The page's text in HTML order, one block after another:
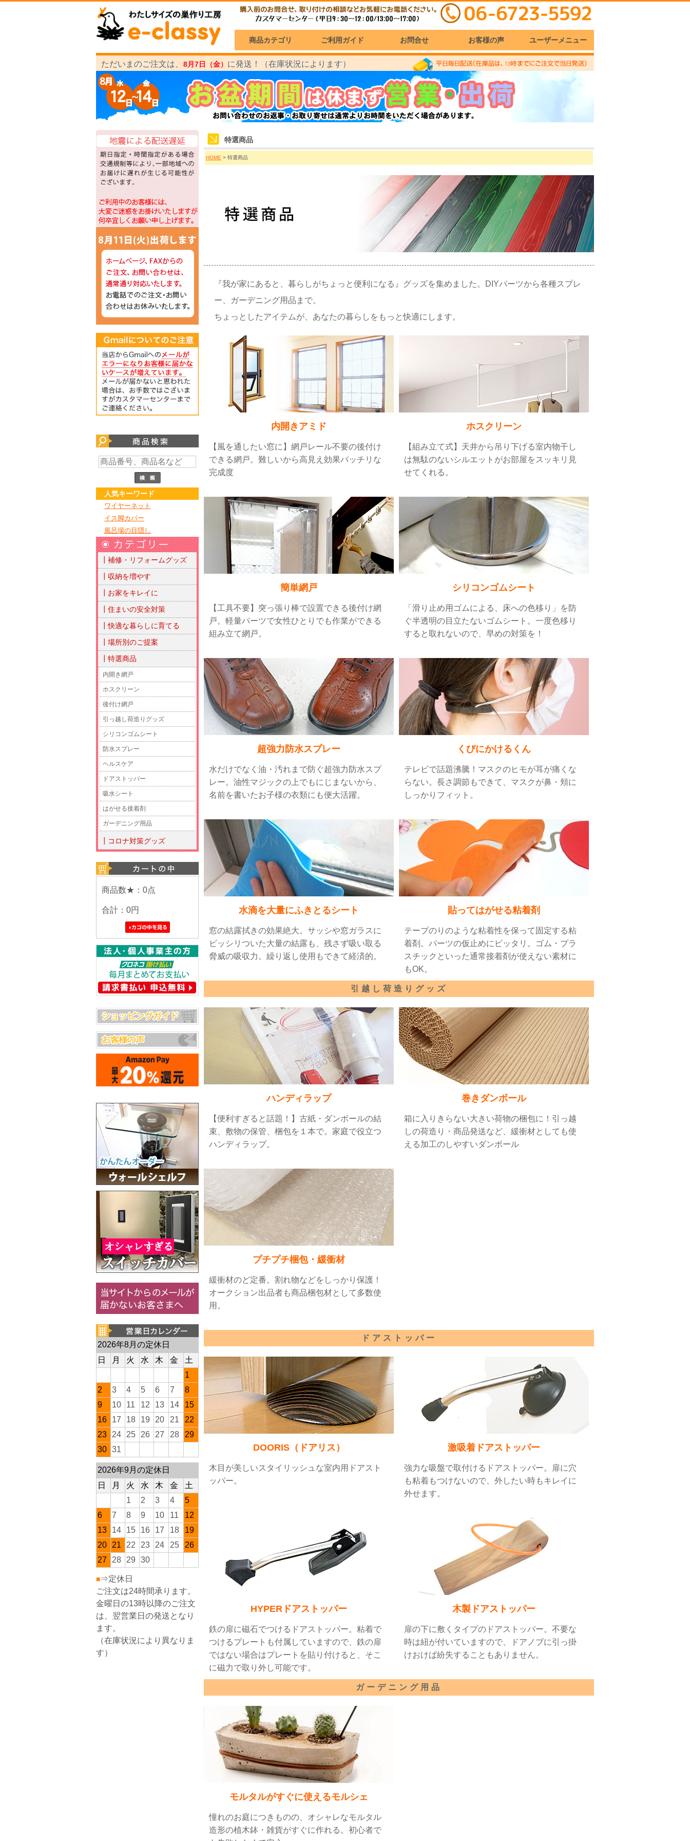
商品カテゴリ ご利用ガイド お問合せ お客様の声 ユーザーメニュー
ただいまのご注文は、 8月7日（金） に発送！（在庫状況によります）
人気キーワード
ワイヤーネット
イス脚カバー
風呂場の目隠し
┃補修・リフォームグッズ
┃収納を増やす
┃お家をキレイに
┃住まいの安全対策
┃快適な暮らしに育てる
┃場所別のご提案
┃特選商品
内開き網戸
ホスクリーン
後付け網戸
引っ越し荷造りグッズ
シリコンゴムシート
防水スプレー
ヘルスケア
ドアストッパー
吸水シート
はがせる接着剤
ガーデニング用品
┃コロナ対策グッズ
商品数★：0点
合計： 0円
2026年8月の定休日
日
月 火 水 木 金
土
1
2
3 4 5 6 7
8
9
10 11 12 13 14
15
16
17 18 19 20 21
22
23
24 25 26 27 28
29
30 31
2026年9月の定休日
日
月 火 水 木 金
土
1
2 3 4
5
6
7 8 9 10 11
12
13
14 15 16 17 18
19
20
21 22 23 24 25
26
27
28 29 30
■⇒定休日
ご注文は24時間承ります。
金曜日の13時以降のご注文
は、翌営業日の発送となり
ます。
（在庫状況により異なりま
す）
特選商品
HOME > 特選商品
『我が家にあると、暮らしがちょっと便利になる』グッズを集めました。DIYパーツから各種スプレ
ー、ガーデニング用品まで。
ちょっとしたアイテムが、あなたの暮らしをもっと快適にします。
内開きアミド
【風を通したい窓に】網戸レール不要の後付け
できる網戸。難しいから高見え効果バッチリな
完成度
ホスクリーン
【組み立て式】天井から吊り下げる室内物干し
は無駄のないシルエットがお部屋をスッキリ見
せてくれる。
簡単網戸
【工具不要】突っ張り棒で設置できる後付け網
戸。軽量パーツで女性ひとりでも作業ができる
組み立て網戸。
シリコンゴムシート
「滑り止め用ゴムによる、床への色移り」を防
ぐ半透明の目立たないゴムシート。一度色移り
すると取れないので、早めの対策を！
超強力防水スプレー
水だけでなく油・汚れまで防ぐ超強力防水スプ
レー。油性マジックの上でもにじまないから、
名前を書いたお子様の衣類にも便大活躍。
くびにかけるくん
テレビで話題沸騰！マスクのヒモが耳が痛くな
らない。長さ調節もできて、マスクが鼻・頬に
しっかりフィット。
水滴を大量にふきとるシート
窓の結露拭きの効果絶大。サッシや窓ガラスに
ビッシリついた大量の結露も、残さず吸い取る
脅威の吸収力。繰り返し使用もできて経済的。
貼ってはがせる粘着剤
テープのりのような粘着性を保って固定する粘
着剤。パーツの仮止めにピッタリ。ゴム・プラ
スチックといった通常接着剤が使えない素材に
もOK。
引越し荷造りグッズ
ハンディラップ
【便利すぎると話題！】古紙・ダンボールの結
束、敷物の保管、梱包を１本で。家庭で役立つ
ハンディラップ。
巻きダンボール
箱に入りきらない大きい荷物の梱包に！引っ越
しの荷造り・商品発送など、緩衝材としても使
える加工のしやすいダンボール
プチプチ梱包・緩衝材
緩衝材のど定番。割れ物などをしっかり保護！
オークション出品者も商品梱包材として多数使
用。
ドアストッパー
DOORIS（ドアリス）
木目が美しいスタイリッシュな室内用ドアスト
ッパー。
激吸着ドアストッパー
強力な吸盤で取付けるドアストッパー。扉に穴
も粘着もつけないので、外したい時もキレイに
外せます。
HYPERドアストッパー
鉄の扉に磁石でつけるドアストッパー。粘着で
つけるプレートも付属していますので、鉄の扉
ではない場合はプレートを貼り付けると、そこ
に磁力で取り外し可能です。
木製ドアストッパー
扉の下に敷くタイプのドアストッパー。不要な
時は紐が付いていますので、ドアノブに引っ掛
けおけば紛失することもありません。
ガーデニング用品
モルタルがすぐに使えるモルシェ
憧れのお庭につきものの、オシャレなモルタル
造形の植木鉢・雑貨がすぐに作れる。初心者で